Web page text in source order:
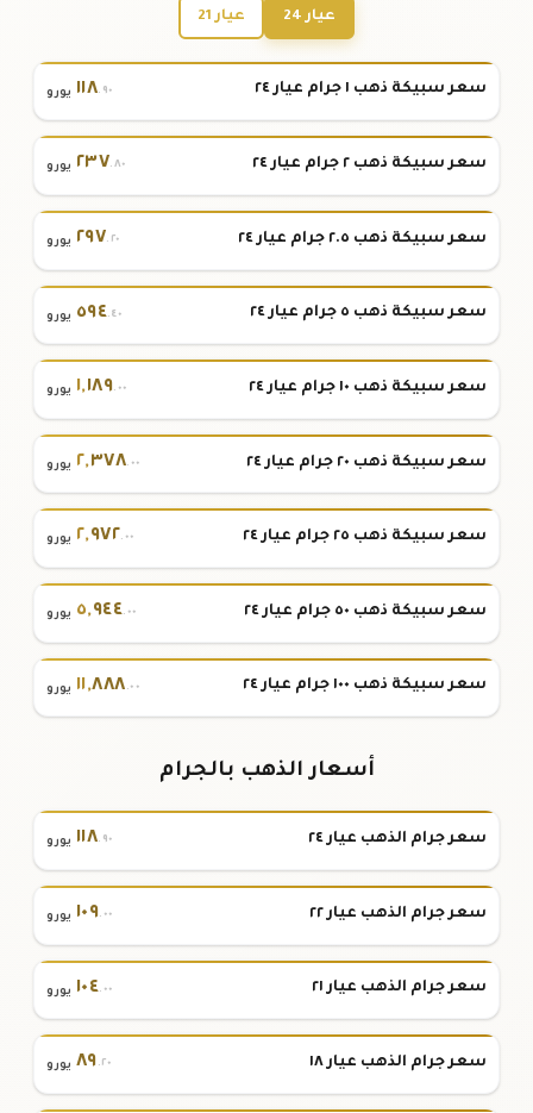
عيار 24 عيار 21
سعر سبيكة ذهب ١ جرام عيار ٢٤ ١١٨.٩٠ يورو
سعر سبيكة ذهب ٢ جرام عيار ٢٤ ٢٣٧.٨٠ يورو
سعر سبيكة ذهب ٢.٥ جرام عيار ٢٤ ٢٩٧.٢٠ يورو
سعر سبيكة ذهب ٥ جرام عيار ٢٤ ٥٩٤.٤٠ يورو
سعر سبيكة ذهب ١٠ جرام عيار ٢٤ ١,١٨٩.٠٠ يورو
سعر سبيكة ذهب ٢٠ جرام عيار ٢٤ ٢,٣٧٨.٠٠ يورو
سعر سبيكة ذهب ٢٥ جرام عيار ٢٤ ٢,٩٧٢.٠٠ يورو
سعر سبيكة ذهب ٥٠ جرام عيار ٢٤ ٥,٩٤٤.٠٠ يورو
سعر سبيكة ذهب ١٠٠ جرام عيار ٢٤ ١١,٨٨٨.٠٠ يورو
أسعار الذهب بالجرام
سعر جرام الذهب عيار ٢٤ ١١٨.٩٠ يورو
سعر جرام الذهب عيار ٢٢ ١٠٩.٠٠ يورو
سعر جرام الذهب عيار ٢١ ١٠٤.٠٠ يورو
سعر جرام الذهب عيار ١٨ ٨٩.٢٠ يورو